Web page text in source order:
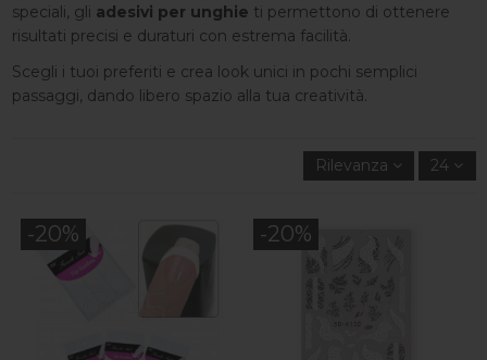
speciali, gli adesivi per unghie ti permettono di ottenere
risultati precisi e duraturi con estrema facilità.
Scegli i tuoi preferiti e crea look unici in pochi semplici
passaggi, dando libero spazio alla tua creatività.
Rilevanza 24
-20% -20%